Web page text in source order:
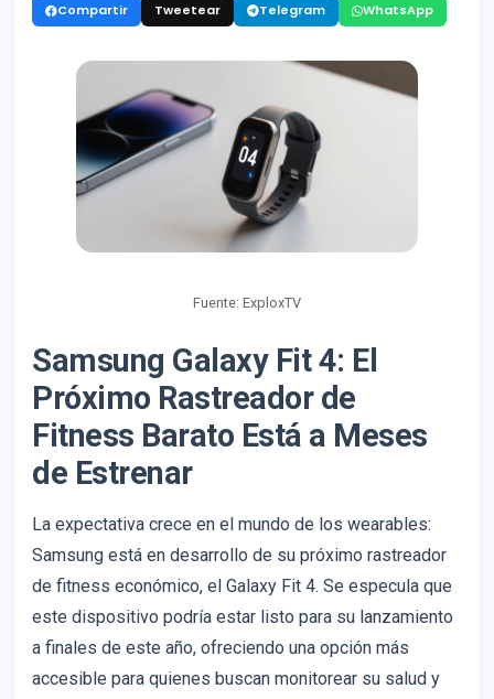
Compartir Tweetear Telegram WhatsApp
Fuente: ExploxTV
Samsung Galaxy Fit 4: El
Próximo Rastreador de
Fitness Barato Está a Meses
de Estrenar
La expectativa crece en el mundo de los wearables:
Samsung está en desarrollo de su próximo rastreador
de fitness económico, el Galaxy Fit 4. Se especula que
este dispositivo podría estar listo para su lanzamiento
a finales de este año, ofreciendo una opción más
accesible para quienes buscan monitorear su salud y